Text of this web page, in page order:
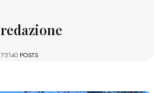
redazione
75140 POSTS